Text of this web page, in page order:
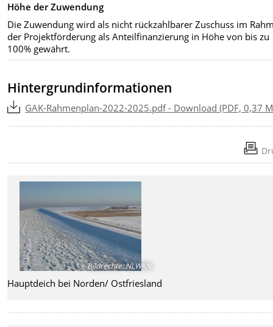
Höhe der Zuwendung
Die Zuwendung wird als nicht rückzahlbarer Zuschuss im
der Projektförderung als Anteilfinanzierung in Höhe von bis zu
100% gewährt.
Hintergrundinformationen
GAK-Rahmenplan-2022-2025.pdf - Download (PDF, 0,37
Bildrechte:NLWKN
Hauptdeich bei Norden/ Ostfriesland